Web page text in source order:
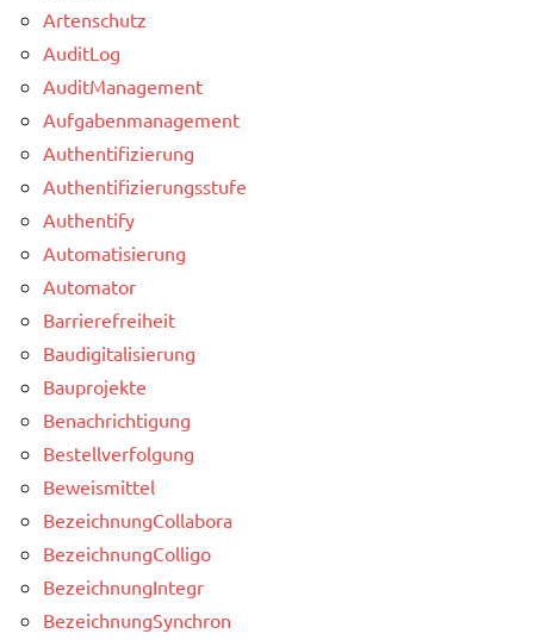
Artenschutz
AuditLog
AuditManagement
Aufgabenmanagement
Authentifizierung
Authentifizierungsstufe
Authentify
Automatisierung
Automator
Barrierefreiheit
Baudigitalisierung
Bauprojekte
Benachrichtigung
Bestellverfolgung
Beweismittel
BezeichnungCollabora
BezeichnungColligo
BezeichnungIntegr
BezeichnungSynchron